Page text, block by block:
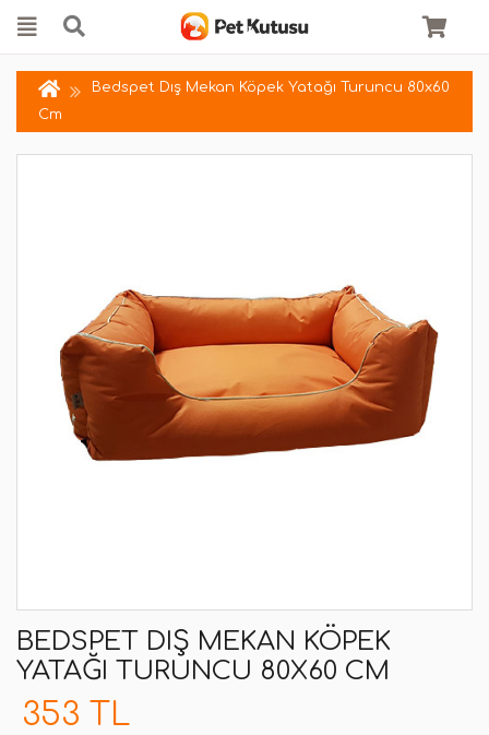
Bedspet Dış Mekan Köpek Yatağı Turuncu 80x60
Cm
BEDSPET DIŞ MEKAN KÖPEK
YATAĞI TURUNCU 80X60 CM
353 TL